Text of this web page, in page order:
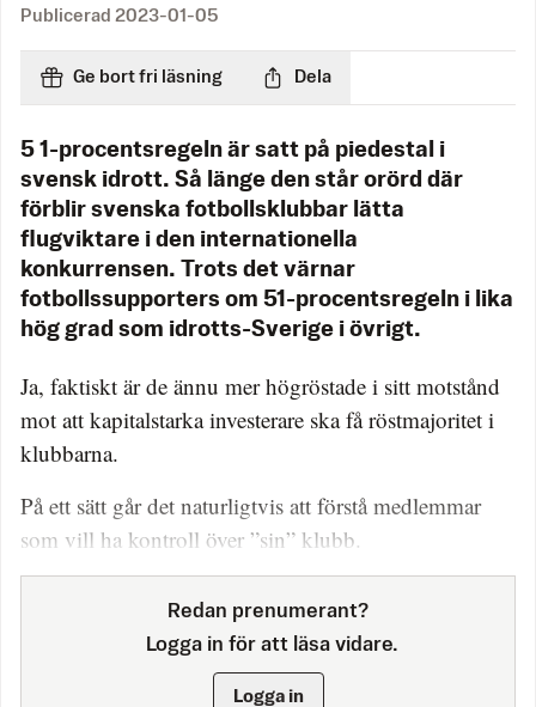
Publicerad 2023-01-05
Ge bort fri läsning Dela
5 1-procentsregeln är satt på piedestal i
svensk idrott. Så länge den står orörd där
förblir svenska fotbollsklubbar lätta
flugviktare i den internationella
konkurrensen. Trots det värnar
fotbollssupporters om 51-procentsregeln i lika
hög grad som idrotts-Sverige i övrigt.
Ja, faktiskt är de ännu mer högröstade i sitt motstånd
mot att kapitalstarka investerare ska få röstmajoritet i
klubbarna.
På ett sätt går det naturligtvis att förstå medlemmar
som vill ha kontroll över ”sin” klubb.
Redan prenumerant?
Logga in för att läsa vidare.
Logga in